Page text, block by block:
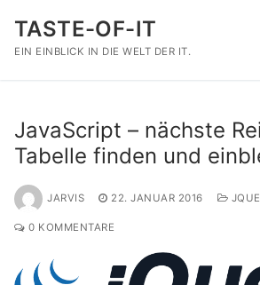
Inhalt
springen
TASTE-OF-IT
EIN EINBLICK IN DIE WELT DER IT.
JavaScript – nächste
Tabelle finden und
JARVIS 22. JANUAR 2016
0 KOMMENTARE